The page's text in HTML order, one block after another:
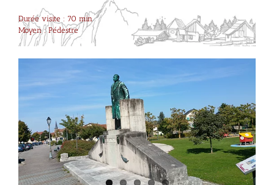
Durée visite : 70 min
Moyen : Pédestre